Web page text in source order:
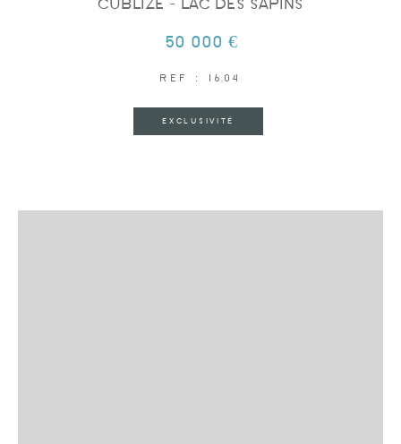
CUBLIZE - LAC DES SAPINS
50 000 €
REF : 1604
EXCLUSIVITÉ